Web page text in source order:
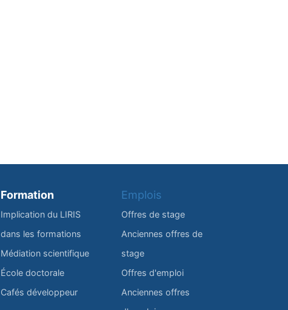
Formation
Implication du LIRIS
dans les formations
Médiation scientifique
École doctorale
Cafés développeur
Emplois
Offres de stage
Anciennes offres de
stage
Offres d'emploi
Anciennes offres